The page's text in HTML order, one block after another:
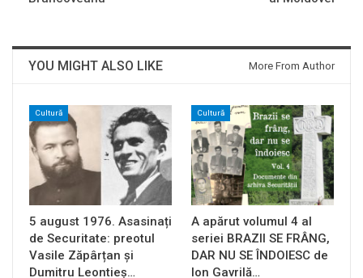
YOU MIGHT ALSO LIKE More From Author
Cultură
5 august 1976. Asasinați
de Securitate: preotul
Vasile Zăpârțan și
Dumitru Leontieș…
Cultură
A apărut volumul 4 al
seriei BRAZII SE FRÂNG,
DAR NU SE ÎNDOIESC de
Ion Gavrilă…